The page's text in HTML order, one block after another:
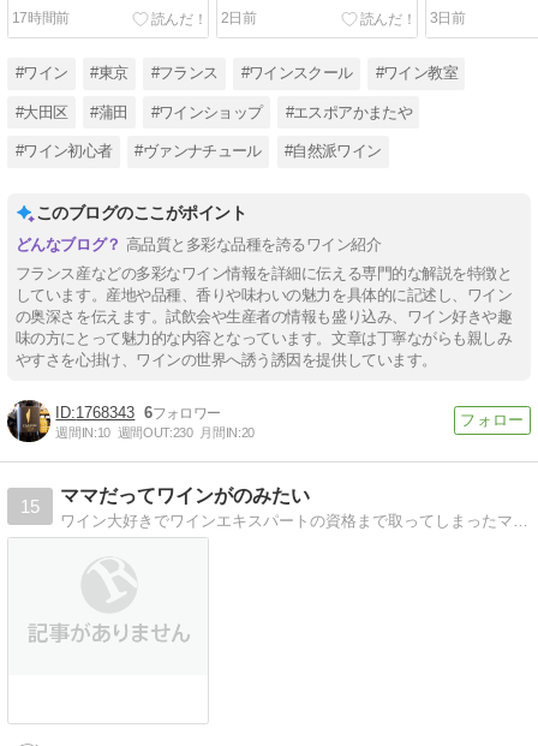
17時間前
2日前
3日前
#ワイン #東京 #フランス #ワインスクール #ワイン教室
#大田区 #蒲田 #ワインショップ #エスポアかまたや
#ワイン初心者 #ヴァンナチュール #自然派ワイン
このブログのここがポイント
高品質と多彩な品種を誇るワイン紹介
フランス産などの多彩なワイン情報を詳細に伝える専門的な解説を特徴と
しています。産地や品種、香りや味わいの魅力を具体的に記述し、ワイン
の奥深さを伝えます。試飲会や生産者の情報も盛り込み、ワイン好きや趣
味の方にとって魅力的な内容となっています。文章は丁寧ながらも親しみ
やすさを心掛け、ワインの世界へ誘う誘因を提供しています。
1768343 6
週間IN:10 週間OUT:230 月間IN:20
15
ママだってワインがのみたい